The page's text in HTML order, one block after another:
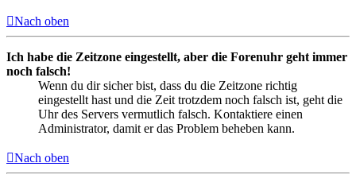
Nach oben
Ich habe die Zeitzone eingestellt, aber die Forenuhr geht immer
noch falsch!
Wenn du dir sicher bist, dass du die Zeitzone richtig
eingestellt hast und die Zeit trotzdem noch falsch ist, geht die
Uhr des Servers vermutlich falsch. Kontaktiere einen
Administrator, damit er das Problem beheben kann.
Nach oben